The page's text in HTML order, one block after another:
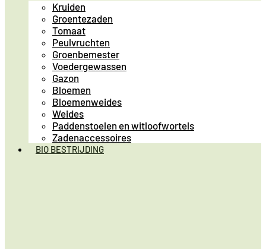
Kruiden
Groentezaden
Tomaat
Peulvruchten
Groenbemester
Voedergewassen
Gazon
Bloemen
Bloemenweides
Weides
Paddenstoelen en witloofwortels
Zadenaccessoires
BIO BESTRIJDING